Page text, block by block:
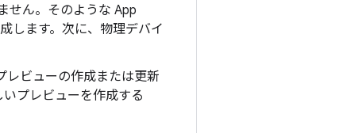
せん。そのような App
します。次に、物理デバイ
レビューの作成または更新
プレビューを作成する